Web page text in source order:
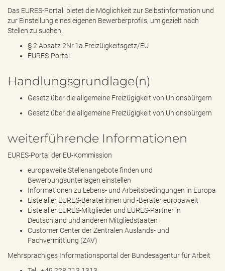
Das EURES-Portal
bietet die Möglichkeit zur Selbstinformation und
zur Einstellung eines eigenen Bewerberprofils, um gezielt nach
Stellen zu suchen.
§ 2 Absatz 2Nr.1a Freizüigkeitsgetz/EU
EURES-Portal
Handlungsgrundlage(n)
Gesetz über die allgemeine Freizügigkeit von Unionsbürgern
Gesetz über die allgemeine Freizügigkeit von Unionsbürgern
weiterführende Informationen
EURES-Portal der EU-Kommission
europaweite Stellenangebote finden und
Bewerbungsunterlagen einstellen
Informationen zu Lebens- und Arbeitsbedingungen in Europa
Liste aller EURES-Beraterinnen und -Berater europaweit
Liste aller EURES-Mitglieder und EURES-Partner in
Deutschland und anderen Mitgliedstaaten
Customer Center der Zentralen Auslands- und
Fachvermittlung (ZAV)
Mehrsprachiges Informationsportal der Bundesagentur für Arbeit